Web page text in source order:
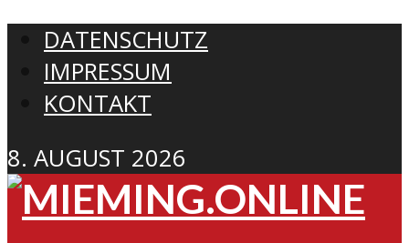
DATENSCHUTZ
IMPRESSUM
KONTAKT
8. AUGUST 2026